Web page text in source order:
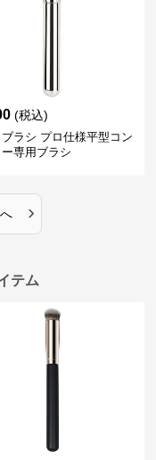
(税込)
ブラシ プロ仕様平型コン
専用ブラシ
›
テム